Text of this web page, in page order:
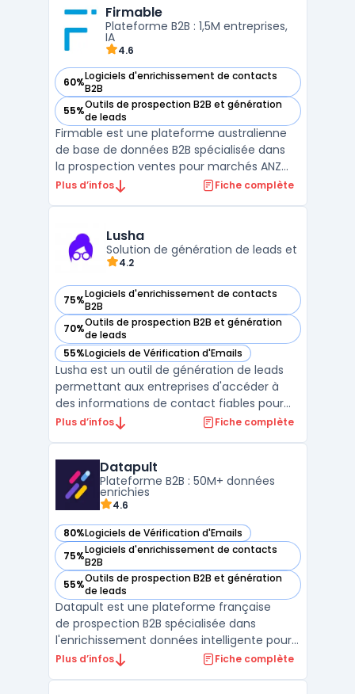
sa capacité à fournir des données de
contact précises et véri ...
Firmable
Plateforme B2B : 1,5M entreprises,
IA
4.6
60%Logiciels d'enrichissement de contacts
B2B
— voir Firmable dans cette catégorie
55%Outils de prospection B2B et génération
de leads
— voir Firmable dans cette catégorie
Firmable est une plateforme australienne
de base de données B2B spécialisée dans
la prospection ventes pour marchés ANZ
(Australie, Nouvelle-Zélande). Elle centralise
(localisation, secteur, effectifs, ...
Plus d’infos Fiche complète
Lusha
Solution de génération de leads et
4.2
75%Logiciels d'enrichissement de contacts
B2B
— voir Lusha dans cette catégorie
70%Outils de prospection B2B et génération
de leads
— voir Lusha dans cette catégorie
55%Logiciels de Vérification d'Emails
— voir Lusha dans cette catégorie
Lusha est un outil de génération de leads
permettant aux entreprises d'accéder à
des informations de contact fiables pour
optimiser leurs activités de prospection.
Lusha facilite la recherche et
l'enrichissement des donné ...
Plus d’infos Fiche complète
Datapult
Plateforme B2B : 50M+ données
enrichies
4.6
80%Logiciels de Vérification d'Emails
— voir Datapult dans cette catégorie
75%Logiciels d'enrichissement de contacts
B2B
— voir Datapult dans cette catégorie
55%Outils de prospection B2B et génération
de leads
— voir Datapult dans cette catégorie
Datapult est une plateforme française
de prospection B2B spécialisée dans
l'enrichissement données intelligente pour
acquisition clients. Elle centralise 50M+
Plus d’infos Fiche complète